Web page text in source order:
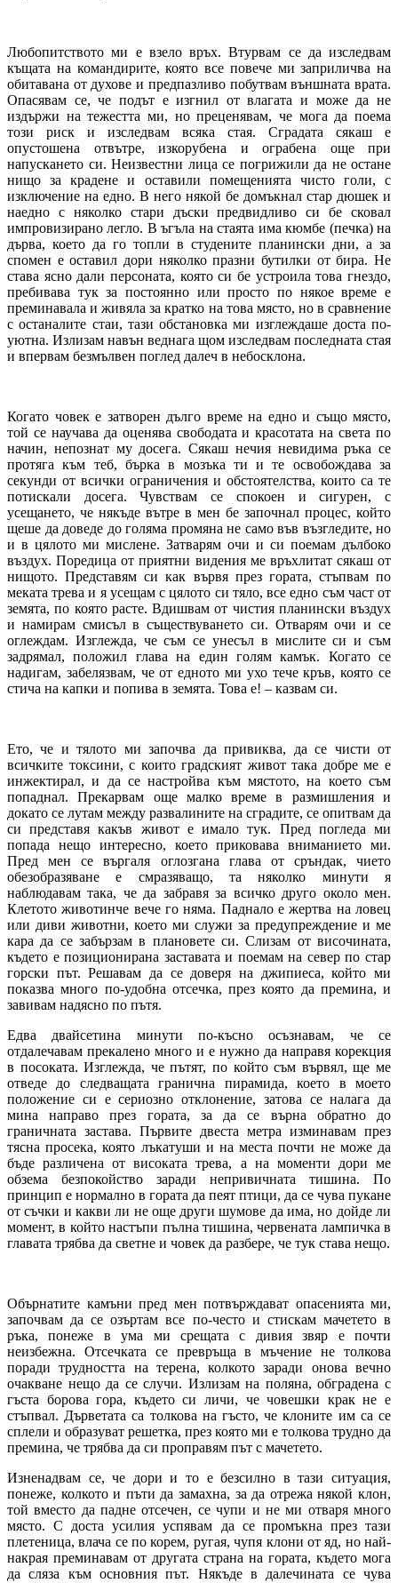
Любопитството ми е взело връх. Втурвам се да изследвам
къщата на командирите, която все повече ми заприличва на
обитавана от духове и предпазливо побутвам външната врата.
Опасявам се, че подът е изгнил от влагата и може да не
издържи на тежестта ми, но преценявам, че мога да поема
този риск и изследвам всяка стая. Сградата сякаш е
опустошена отвътре, изкорубена и ограбена още при
напускането си. Неизвестни лица се погрижили да не остане
нищо за крадене и оставили помещенията чисто голи, с
изключение на едно. В него някой бе домъкнал стар дюшек и
наедно с няколко стари дъски предвидливо си бе сковал
импровизирано легло. В ъгъла на стаята има кюмбе (печка) на
дърва, което да го топли в студените планински дни, а за
спомен е оставил дори няколко празни бутилки от бира. Не
става ясно дали персоната, която си бе устроила това гнездо,
пребивава тук за постоянно или просто по някое време е
преминавала и живяла за кратко на това място, но в сравнение
с останалите стаи, тази обстановка ми изглеждаше доста по-
уютна. Излизам навън веднага щом изследвам последната стая
и впервам безмълвен поглед далеч в небосклона.
Когато човек е затворен дълго време на едно и също място,
той се научава да оценява свободата и красотата на света по
начин, непознат му досега. Сякаш нечия невидима ръка се
протяга към теб, бърка в мозъка ти и те освобождава за
секунди от всички ограничения и обстоятелства, които са те
потискали досега. Чувствам се спокоен и сигурен, с
усещането, че някъде вътре в мен бе започнал процес, който
щеше да доведе до голяма промяна не само във възгледите, но
и в цялото ми мислене. Затварям очи и си поемам дълбоко
въздух. Поредица от приятни видения ме връхлитат сякаш от
нищото. Представям си как вървя през гората, стъпвам по
меката трева и я усещам с цялото си тяло, все едно съм част от
земята, по която расте. Вдишвам от чистия планински въздух
и намирам смисъл в съществуването си. Отварям очи и се
оглеждам. Изглежда, че съм се унесъл в мислите си и съм
задрямал, положил глава на един голям камък. Когато се
надигам, забелязвам, че от едното ми ухо тече кръв, която се
стича на капки и попива в земята. Това е! – казвам си.
Ето, че и тялото ми започва да привиква, да се чисти от
всичките токсини, с които градският живот така добре ме е
инжектирал, и да се настройва към мястото, на което съм
попаднал. Прекарвам още малко време в размишления и
докато се лутам между развалините на сградите, се опитвам да
си представя какъв живот е имало тук. Пред погледа ми
попада нещо интересно, което приковава вниманието ми.
Пред мен се въргаля оглозгана глава от сръндак, чието
обезобразяване е смразяващо, та няколко минути я
наблюдавам така, че да забравя за всичко друго около мен.
Клетото животинче вече го няма. Паднало е жертва на ловец
или диви животни, което ми служи за предупреждение и ме
кара да се забързам в плановете си. Слизам от височината,
където е позиционирана заставата и поемам на север по стар
горски път. Решавам да се доверя на джипиеса, който ми
показва много по-удобна отсечка, през която да премина, и
завивам надясно по пътя.
Едва двайсетина минути по-късно осъзнавам, че се
отдалечавам прекалено много и е нужно да направя корекция
в посоката. Изглежда, че пътят, по който съм вървял, ще ме
отведе до следващата гранична пирамида, което в моето
положение си е сериозно отклонение, затова се налага да
мина направо през гората, за да се върна обратно до
граничната застава. Първите двеста метра изминавам през
тясна просека, която лъкатуши и на места почти не може да
бъде различена от високата трева, а на моменти дори ме
обзема безпокойство заради непривичната тишина. По
принцип е нормално в гората да пеят птици, да се чува пукане
от съчки и какви ли не още други шумове да има, но дойде ли
момент, в който настъпи пълна тишина, червената лампичка в
главата трябва да светне и човек да разбере, че тук става нещо.
Обърнатите камъни пред мен потвърждават опасенията ми,
започвам да се озъртам все по-често и стискам мачетето в
ръка, понеже в ума ми срещата с дивия звяр е почти
неизбежна. Отсечката се превръща в мъчение не толкова
поради трудността на терена, колкото заради онова вечно
очакване нещо да се случи. Излизам на поляна, обградена с
гъста борова гора, където си личи, че човешки крак не е
стъпвал. Дърветата са толкова на гъсто, че клоните им са се
сплели и образуват решетка, през която ми е толкова трудно да
премина, че трябва да си проправям път с мачетето.
Изненадвам се, че дори и то е безсилно в тази ситуация,
понеже, колкото и пъти да замахна, за да отрежа някой клон,
той вместо да падне отсечен, се чупи и не ми отваря много
място. С доста усилия успявам да се промъкна през тази
плетеница, влача се по корем, ругая, чупя клони от яд, но най-
накрая преминавам от другата страна на гората, където мога
да сляза към основния път. Някъде в далечината се чува